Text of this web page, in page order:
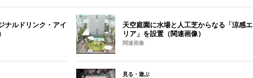
ナルドリンク・アイ
天空庭園に水場と人工芝からなる「涼感エ
リア」を設置（関連画像）
関連画像
見る・遊ぶ